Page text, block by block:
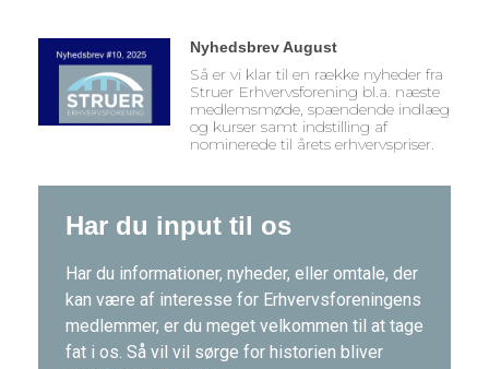
Nyhedsbrev August
Så er vi klar til en række nyheder fra
Struer Erhvervsforening bl.a. næste
medlemsmøde, spændende indlæg
og kurser samt indstilling af
nominerede til årets erhvervspriser.
Har du input til os
Har du informationer, nyheder, eller omtale, der
kan være af interesse for Erhvervsforeningens
medlemmer, er du meget velkommen til at tage
fat i os. Så vil vil sørge for historien bliver